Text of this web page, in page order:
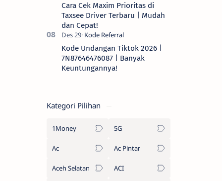
Cara Cek Maxim Prioritas di
Taxsee Driver Terbaru | Mudah
dan Cepat!
Kode Undangan Tiktok 2026 |
7N87646476087 | Banyak
Keuntungannya!
Kategori Pilihan
1Money 5G
Ac Ac Pintar
Aceh Selatan ACI